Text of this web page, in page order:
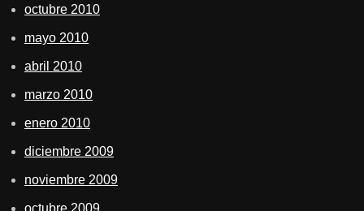
octubre 2010
mayo 2010
abril 2010
marzo 2010
enero 2010
diciembre 2009
noviembre 2009
octubre 2009